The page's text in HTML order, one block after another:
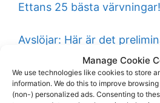
Manage Cookie
We use technologies like cookies to store
information. We do this to improve
(non-) personalized ads. Consenting to
Ettans 25 bästa värvningar!
Avslöjar: Här är det
spelprogrammet!-
2026-07-08